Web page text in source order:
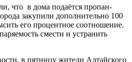
что в дома подаётся пропан-
закупили дополнительно 100
его процентное соотношение.
смести и устранить
в пятницу жители Алтайского